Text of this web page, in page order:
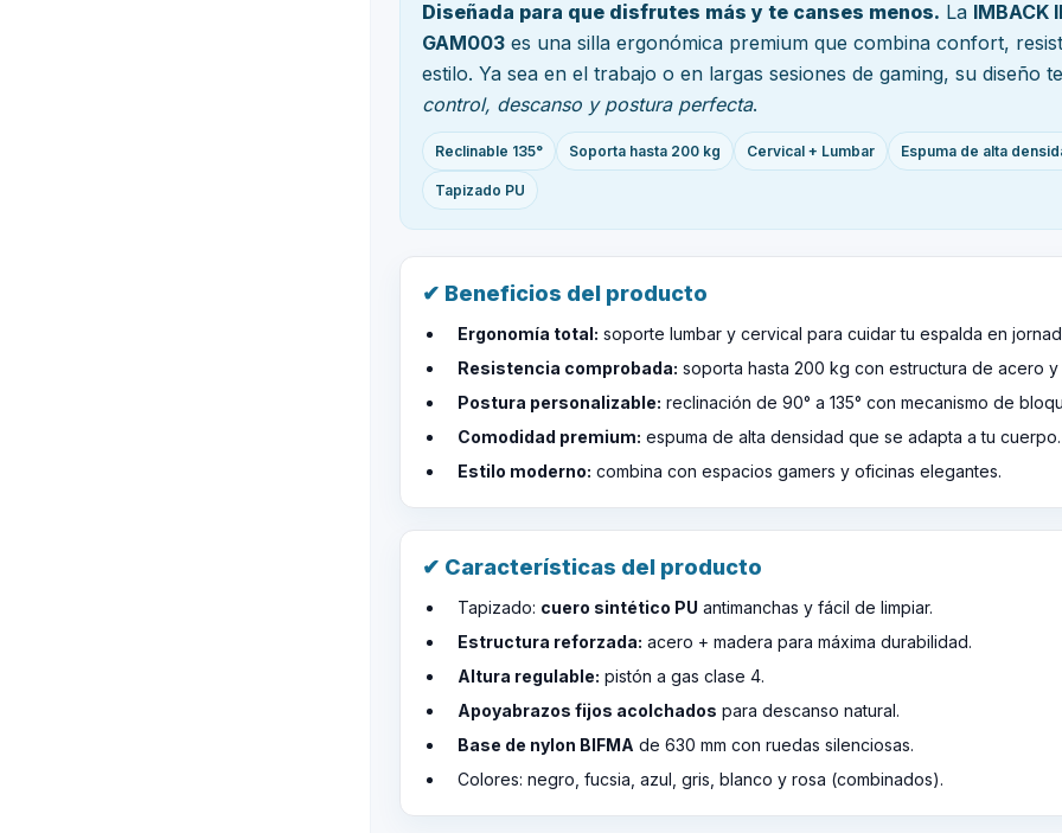
Diseñada para que disfrutes más y te canses menos. La IMBACK
GAM003 es una silla ergonómica premium que combina confort,
estilo. Ya sea en el trabajo o en largas sesiones de gaming, su diseño
control, descanso y postura perfecta.
Reclinable 135° Soporta hasta 200 kg Cervical + Lumbar Espuma de alta
Tapizado PU
✔ Beneficios del producto
Ergonomía total: soporte lumbar y cervical para cuidar tu espalda en
Resistencia comprobada: soporta hasta 200 kg con estructura de acero y
Postura personalizable: reclinación de 90° a 135° con mecanismo de
Comodidad premium: espuma de alta densidad que se adapta a tu cuerpo.
Estilo moderno: combina con espacios gamers y oficinas elegantes.
✔ Características del producto
Tapizado: cuero sintético PU antimanchas y fácil de limpiar.
Estructura reforzada: acero + madera para máxima durabilidad.
Altura regulable: pistón a gas clase 4.
Apoyabrazos fijos acolchados para descanso natural.
Base de nylon BIFMA de 630 mm con ruedas silenciosas.
Colores: negro, fucsia, azul, gris, blanco y rosa (combinados).